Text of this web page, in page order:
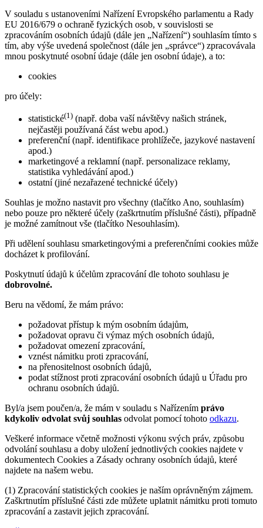
V souladu s ustanoveními Nařízení Evropského parlamentu a Rady
EU 2016/679 o ochraně fyzických osob, v souvislosti se
zpracováním osobních údajů (dále jen „Nařízení“) souhlasím tímto s
tím, aby výše uvedená společnost (dále jen „správce“) zpracovávala
mnou poskytnuté osobní údaje (dále jen osobní údaje), a to:
cookies
pro účely:
statistické(1) (např. doba vaší návštěvy našich stránek,
nejčastěji používaná část webu apod.)
preferenční (např. identifikace prohlížeče, jazykové nastavení
apod.)
marketingové a reklamní (např. personalizace reklamy,
statistika vyhledávání apod.)
ostatní (jiné nezařazené technické účely)
Souhlas je možno nastavit pro všechny (tlačítko Ano, souhlasím)
nebo pouze pro některé účely (zaškrtnutím příslušné části), případně
je možné zamítnout vše (tlačítko Nesouhlasím).
Při udělení souhlasu smarketingovými a preferenčními cookies může
docházet k profilování.
Poskytnutí údajů k účelům zpracování dle tohoto souhlasu je
dobrovolné.
Beru na vědomí, že mám právo:
požadovat přístup k mým osobním údajům,
požadovat opravu či výmaz mých osobních údajů,
požadovat omezení zpracování,
vznést námitku proti zpracování,
na přenositelnost osobních údajů,
podat stížnost proti zpracování osobních údajů u Úřadu pro
ochranu osobních údajů.
Byl/a jsem poučen/a, že mám v souladu s Nařízením právo
kdykoliv odvolat svůj souhlas odvolat pomocí tohoto odkazu.
Veškeré informace včetně možnosti výkonu svých práv, způsobu
odvolání souhlasu a doby uložení jednotlivých cookies najdete v
dokumentech Cookies a Zásady ochrany osobních údajů, které
najdete na našem webu.
(1) Zpracování statistických cookies je naším oprávněným zájmem.
Zaškrtnutím příslušné části zde můžete uplatnit námitku proti tomuto
zpracování a zastavit jejich zpracování.